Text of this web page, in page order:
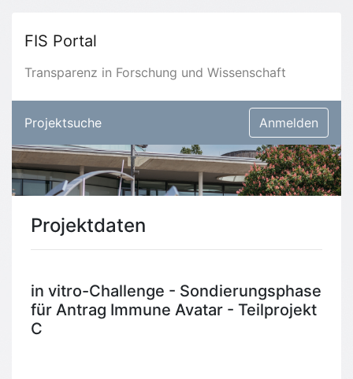
FIS Portal
Transparenz in Forschung und Wissenschaft
Projektsuche Anmelden
Projektdaten
in vitro-Challenge - Sondierungsphase
für Antrag Immune Avatar - Teilprojekt
C